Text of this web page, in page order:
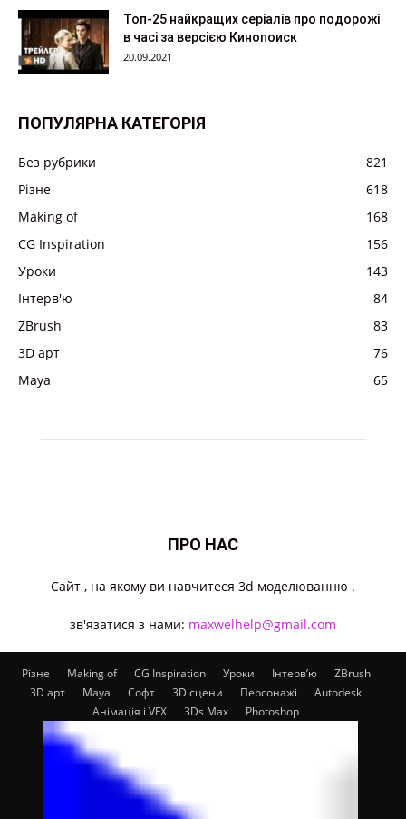
Топ-25 найкращих серіалів про подорожі
в часі за версією Кинопоиск
20.09.2021
ПОПУЛЯРНА КАТЕГОРІЯ
Без рубрики
821
Різне
618
Making of
168
CG Inspiration
156
Уроки
143
Інтерв'ю
84
ZBrush
83
3D арт
76
Maya
65
ПРО НАС
Cайт , на якому ви навчитеся 3d моделюванню .
зв'язатися з нами: maxwelhelp@gmail.com
Різне Making of CG Inspiration Уроки Інтерв’ю
ZBrush
3D арт
Maya Софт 3D сцени Персонажі
Autodesk
Анімація і VFX
3Ds Max Photoshop